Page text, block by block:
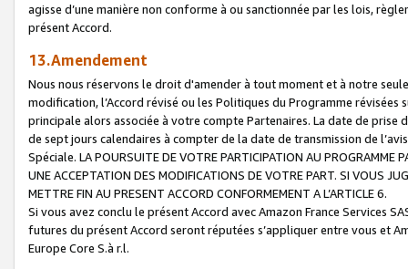
agisse d’une manière non conforme à ou sanctionnée par les lois,
présent Accord.
13.Amendement
Nous nous réservons le droit d'amender à tout moment et à notre
modification, l’Accord révisé ou les Politiques du Programme
principale alors associée à votre compte Partenaires. La date de
de sept jours calendaires à compter de la date de transmission de
Spéciale. LA POURSUITE DE VOTRE PARTICIPATION AU PROGRAMME
UNE ACCEPTATION DES MODIFICATIONS DE VOTRE PART. SI VOUS
METTRE FIN AU PRESENT ACCORD CONFORMEMENT A L’ARTICLE 6.
Si vous avez conclu le présent Accord avec Amazon France Services
futures du présent Accord seront réputées s’appliquer entre vous et
Europe Core S.à r.l.